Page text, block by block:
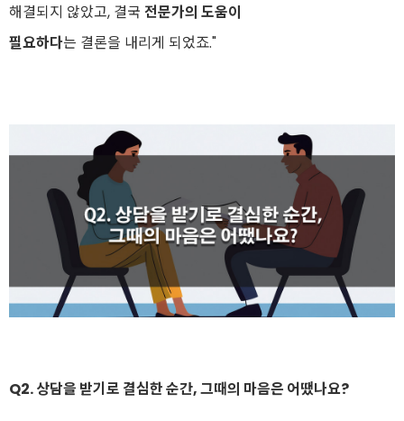
해결되지 않았고, 결국 전문가의 도움이
필요하다는 결론을 내리게 되었죠."
Q2. 상담을 받기로 결심한 순간, 그때의 마음은 어땠나요?